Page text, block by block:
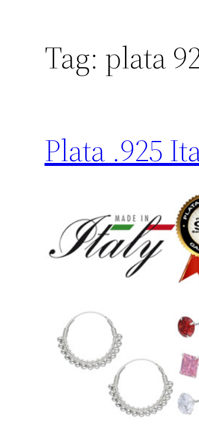
Tag: plata
Plata .925